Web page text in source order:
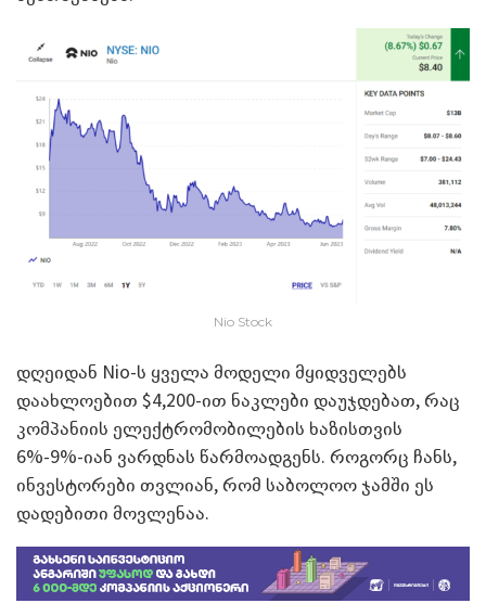
Nio Stock
დღეიდან Nio-ს ყველა მოდელი მყიდველებს
დაახლოებით $4,200-ით ნაკლები დაუჯდებათ, რაც
კომპანიის ელექტრომობილების ხაზისთვის
6%-9%-იან ვარდნას წარმოადგენს. როგორც ჩანს,
ინვესტორები თვლიან, რომ საბოლოო ჯამში ეს
დადებითი მოვლენაა.